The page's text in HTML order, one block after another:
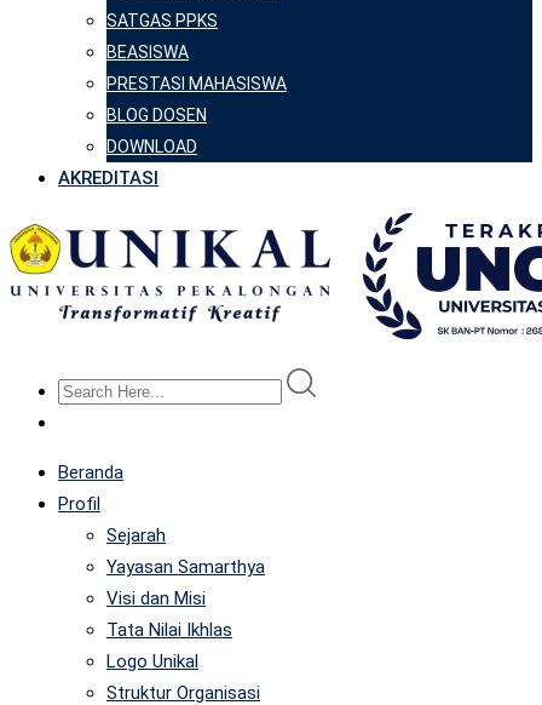
SATGAS PPKS
BEASISWA
PRESTASI MAHASISWA
BLOG DOSEN
DOWNLOAD
AKREDITASI
Beranda
Profil
Sejarah
Yayasan Samarthya
Visi dan Misi
Tata Nilai Ikhlas
Logo Unikal
Struktur Organisasi